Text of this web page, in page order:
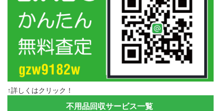
↑詳しくはクリック！
不用品回収サービス一覧